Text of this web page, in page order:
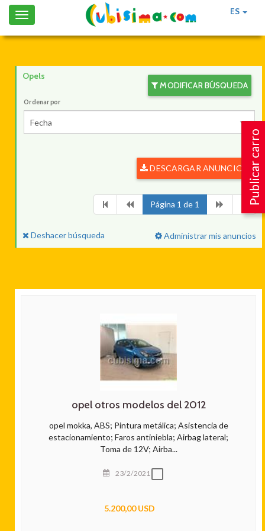
ES
Toggle
navigation
Publicar carro
Opels
MODIFICAR BÚSQUEDA
Ordenar por
Fecha
DESCARGAR ANUNCIOS
Página 1 de 1
Deshacer búsqueda Administrar mis anuncios
opel otros modelos del 2012
opel mokka, ABS; Pintura metálica; Asistencia de
estacionamiento; Faros antiniebla; Airbag lateral;
Toma de 12V; Airba...
23/2/2021
5.200,00 USD